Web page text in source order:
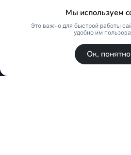
Мы используем
Это важно для быстрой работы
удобно им
Ок, понятно